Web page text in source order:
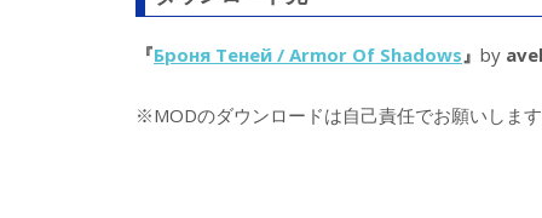
『Броня Теней / Armor Of Shadows 』 by
※MODのダウンロードは自己責任でお願いします